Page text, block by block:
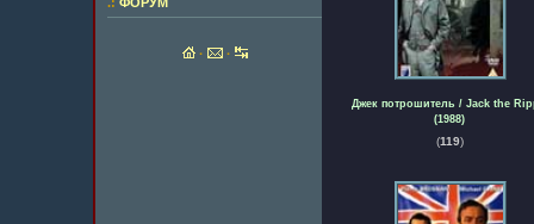
· ·
Джек потрошитель / Jack the
(1988)
(119)